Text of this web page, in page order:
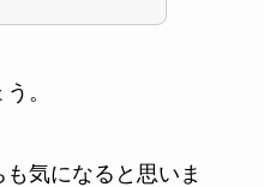
。
気になると思いま